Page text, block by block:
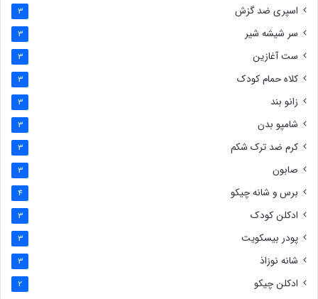
اسپری ضد گزش 3
سر شیشه شیر 3
ست آغازین 3
کلاه حمام کودک 3
زانو بند 3
شامپو بدن 3
کرم ضد ترک شکم 3
صابون 3
برس و شانه چیکو 4
ادکلن کودک 3
پودر بیسکویت 3
شانه نوزاذ 3
ادکلن چیکو 2